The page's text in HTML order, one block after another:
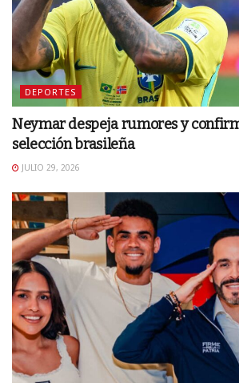
DEPORTES
Neymar despeja rumores y
selección brasileña
JULIO 29, 2026